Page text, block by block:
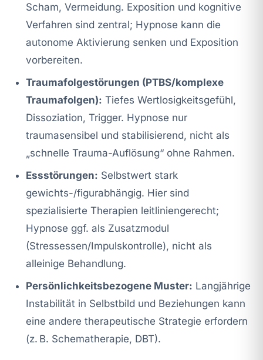
Scham, Vermeidung. Exposition und kognitive
Verfahren sind zentral; Hypnose kann die
autonome Aktivierung senken und Exposition
vorbereiten.
Traumafolgestörungen (PTBS/komplexe
Traumafolgen): Tiefes Wertlosigkeitsgefühl,
Dissoziation, Trigger. Hypnose nur
traumasensibel und stabilisierend, nicht als
„schnelle Trauma-Auflösung“ ohne Rahmen.
Essstörungen: Selbstwert stark
gewichts-/figurabhängig. Hier sind
spezialisierte Therapien leitliniengerecht;
Hypnose ggf. als Zusatzmodul
(Stressessen/Impulskontrolle), nicht als
alleinige Behandlung.
Persönlichkeitsbezogene Muster: Langjährige
Instabilität in Selbstbild und Beziehungen kann
eine andere therapeutische Strategie erfordern
(z. B. Schematherapie, DBT).